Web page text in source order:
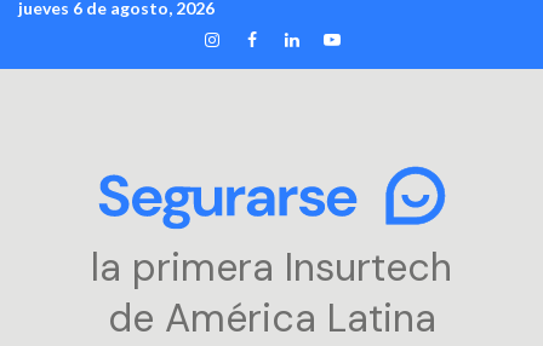
Skip
content
jueves 6 de agosto, 2026
INSTAGRAM
FACEBOOK
LINKEDIN
YOUTUBE
la primera Insurtech
de América Latina